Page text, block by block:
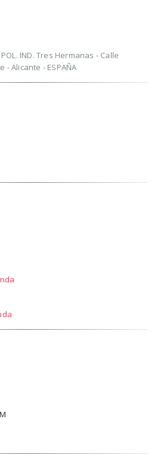
POL. IND. Tres Hermanas - Calle
- Alicante - ESPAÑA